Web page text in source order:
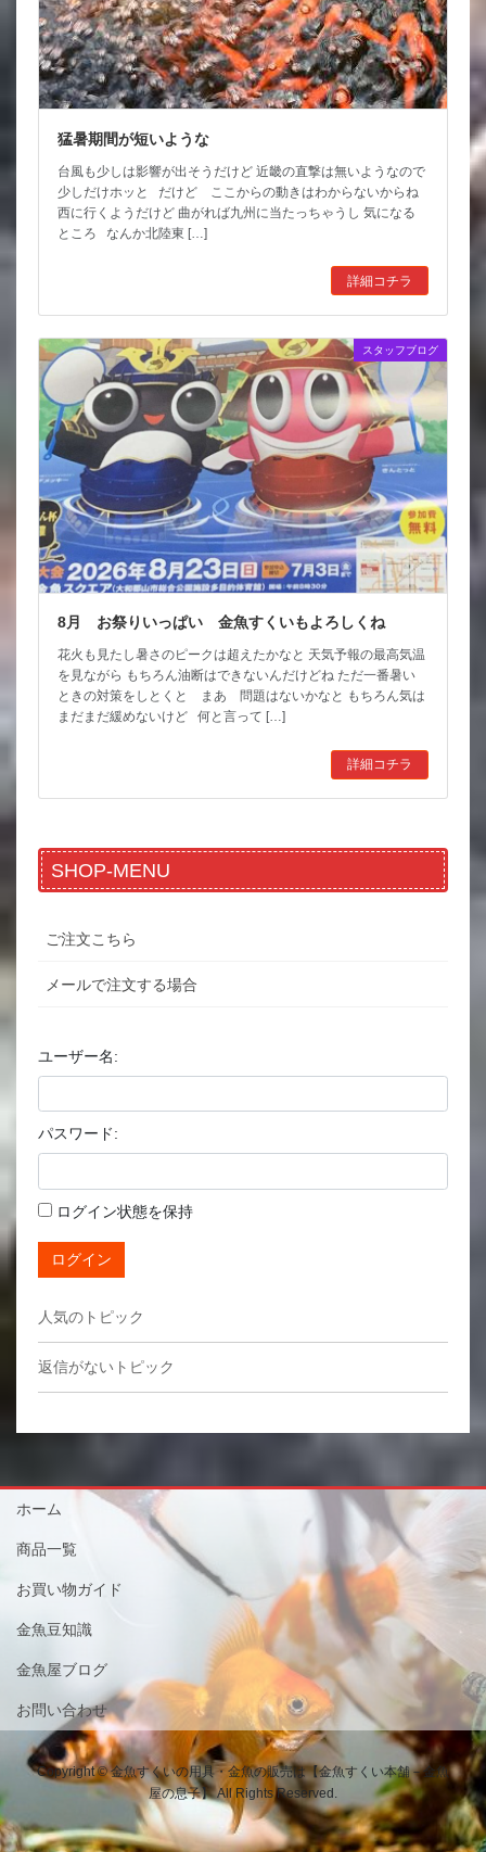
猛暑期間が短いような
台風も少しは影響が出そうだけど 近畿の直撃は無いようなので
少しだけホッと だけど ここからの動きはわからないからね
西に行くようだけど 曲がれば九州に当たっちゃうし 気になる
ところ なんか北陸東 […]
詳細コチラ
スタッフブログ
8月 お祭りいっぱい 金魚すくいもよろしくね
花火も見たし暑さのピークは超えたかなと 天気予報の最高気温
を見ながら もちろん油断はできないんだけどね ただ一番暑い
ときの対策をしとくと まあ 問題はないかなと もちろん気は
まだまだ緩めないけど 何と言って […]
詳細コチラ
SHOP-MENU
ご注文こちら
メールで注文する場合
ユーザー名:
パスワード:
ログイン状態を保持
ログイン
人気のトピック
返信がないトピック
ホーム
商品一覧
お買い物ガイド
金魚豆知識
金魚屋ブログ
お問い合わせ
Copyright © 金魚すくいの用具・金魚の販売は【金魚すくい本舗－金魚
屋の息子】 All Rights Reserved.